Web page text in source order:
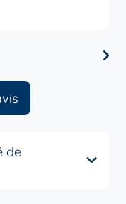
de